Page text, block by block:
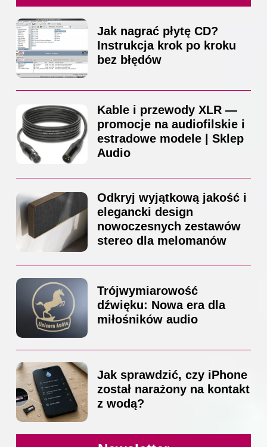
Jak nagrać płytę CD?
Instrukcja krok po kroku
bez błędów
Kable i przewody XLR —
promocje na audiofilskie i
estradowe modele | Sklep
Audio
Odkryj wyjątkową jakość i
elegancki design
nowoczesnych zestawów
stereo dla melomanów
Trójwymiarowość
dźwięku: Nowa era dla
miłośników audio
Jak sprawdzić, czy iPhone
został narażony na kontakt
z wodą?